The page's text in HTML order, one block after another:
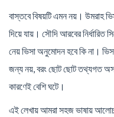
বাস্তবে বিষয়টি এমন নয়। উমরাহ
দিয়ে যায়। সৌদি আরবের নির্ধারিত
নেয় ভিসা অনুমোদন হবে কি না।
জন্য নয়, বরং ছোট ছোট তথ্যগত
কারণেই বেশি ঘটে।
এই লেখায় আমরা সহজ ভাষায়